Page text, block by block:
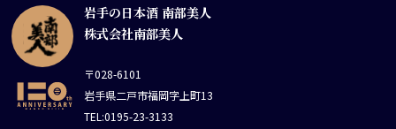
岩手の日本酒 南部美人
株式会社南部美人
〒028-6101
岩手県二戸市福岡字上町13
TEL:0195-23-3133